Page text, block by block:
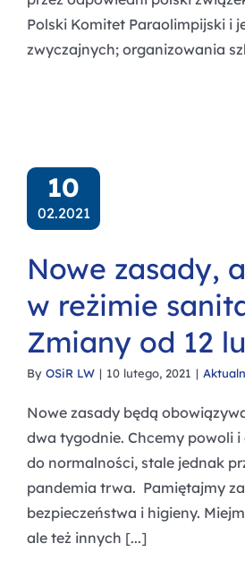
Polski Komitet Paraolimpijski i
zwyczajnych; organizowania
10
02.2021
Nowe zasady,
w reżimie
Zmiany od 12
By OSiR LW | 10 lutego, 2021 |
Nowe zasady będą
dwa tygodnie. Chcemy powoli
do normalności, stale jednak
pandemia trwa. Pamiętajmy
bezpieczeństwa i higieny.
ale też innych [...]